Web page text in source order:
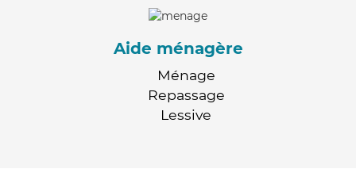
Aide ménagère
Ménage
Repassage
Lessive